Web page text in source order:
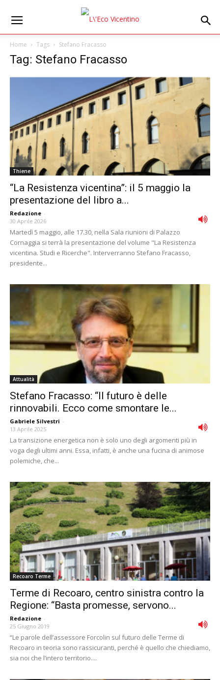
Home Tags Stefano Fracasso
Tag: Stefano Fracasso
Thiene
“La Resistenza vicentina”: il 5 maggio la
presentazione del libro a...
Redazione -
30 Aprile 2026
Martedì 5 maggio, alle 17.30, nella Sala riunioni di Palazzo
Cornaggia si terrà la presentazione del volume "La Resistenza
vicentina. Studi e Ricerche". Interverranno Stefano Fracasso,
presidente...
Attualità
Stefano Fracasso: “Il futuro è delle
rinnovabili. Ecco come smontare le...
Gabriele Silvestri -
13 Aprile 2025
La transizione energetica non è solo uno degli argomenti più in
voga degli ultimi anni. Essa, infatti, è anche una fucina di animose
polemiche, che...
Recoaro Terme
Terme di Recoaro, centro sinistra contro la
Regione: “Basta promesse, servono...
Redazione -
25 Giugno 2019
“Le parole dell’assessore Forcolin sul futuro delle Terme di
Recoaro in teoria sono rassicuranti, perché è quello che chiediamo,
sia noi che l’intero territorio....